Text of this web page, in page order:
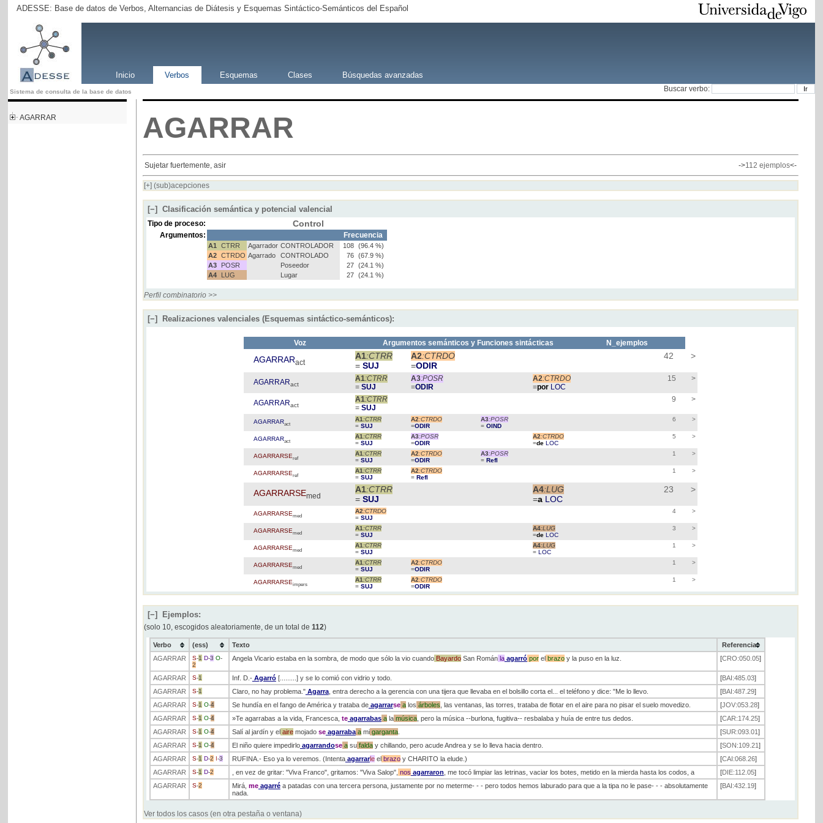
ADESSE: Base de datos de Verbos, Alternancias de Diátesis y Esquemas Sintáctico-Semánticos del Español
Inicio Verbos Esquemas Clases Búsquedas avanzadas
Sistema de consulta de la base de datos Buscar verbo:
AGARRAR AGARRAR
Sujetar fuertemente, asir ->112 ejemplos<-
[+](sub)acepciones
[−] Clasificación semántica y potencial valencial
Tipo de proceso: Control
Argumentos: Frecuencia
A1 CTRR Agarrador CONTROLADOR 108 (96.4 %)
A2 CTRDO Agarrado CONTROLADO 76 (67.9 %)
A3
POSR Poseedor 27 (24.1 %)
A4
LUG Lugar 27 (24.1 %)
Perfil combinatorio >>
[−] Realizaciones valenciales (Esquemas sintáctico-semánticos):
Voz Argumentos semánticos y Funciones sintácticas N_ejemplos
AGARRARact
A1:CTRR
= SUJ
A2:CTRDO
=ODIR
42 >
AGARRARact
A1:CTRR
= SUJ
A3:POSR
=ODIR
A2:CTRDO
=por LOC
15 >
AGARRARact
A1:CTRR
= SUJ
9 >
AGARRARact
A1 :CTRR
= SUJ
A2:CTRDO
=ODIR
A3:POSR
= OIND
6 >
AGARRARact
A1 :CTRR
= SUJ
A3:POSR
=ODIR
A2:CTRDO
=deLOC
5 >
AGARRARSEref
A1 :CTRR
= SUJ
A2:CTRDO
=ODIR
A3:POSR
= Refl
1 >
AGARRARSEref
A1 :CTRR
= SUJ
A2:CTRDO
= Refl
1 >
AGARRARSEmed
A1:CTRR
= SUJ
A4:LUG
=a LOC
23 >
AGARRARSEmed
A2:CTRDO
= SUJ
4 >
AGARRARSEmed
A1 :CTRR
= SUJ
A4:LUG
=deLOC
3 >
AGARRARSEmed
A1 :CTRR
= SUJ
A4:LUG
= LOC
1 >
AGARRARSEmed
A1 :CTRR
= SUJ
A2:CTRDO
=ODIR
1 >
AGARRARSEimpers
A1 :CTRR
= SUJ
A2:CTRDO
=ODIR
1 >
[−] Ejemplos:
(solo 10, escogidos aleatoriamente, de un total de 112)
Verbo (ess) Texto
Referencia
AGARRAR
S-1 D-3 O-
2
Angela Vicario estaba en la sombra, de modo que sólo la vio cuandoBayardoSan Románlaagarróporelbrazoy la puso en la luz. [CRO:050.05]
AGARRAR S-1 Inf. D.-Agarró[.........] y se lo comió con vidrio y todo. [BAI:485.03]
AGARRAR
S-1 Claro, no hay problema."Agarra, entra derecho a la gerencia con una tijera que llevaba en el bolsillo corta el... el teléfono y dice: "Me lo llevo. [BAI:487.29]
AGARRAR
S-1 O-4 Se hundía en el fango de América y trataba deagarrarsealos árboles , las ventanas, las torres, trataba de flotar en el aire para no pisar el suelo movedizo. [JOV:053.28]
AGARRAR
S-1 O-4 »Te agarrabas a la vida, Francesca, teagarrabasalamúsica, pero la música --burlona, fugitiva-- resbalaba y huía de entre tus dedos. [CAR:174.25]
AGARRAR
S-1 O-4 Salí al jardín y elairemojadoseagarrabaamigarganta. [SUR:093.01]
AGARRAR
S-1 O-4 El niño quiere impedirloagarrandoseasufalday chillando, pero acude Andrea y se lo lleva hacia dentro. [SON:109.21]
AGARRAR
S-1 D-2 I-3 RUFINA.- Eso ya lo veremos. (Intentaagarrarleelbrazoy CHARITO la elude.) [CAI:068.26]
AGARRAR
S-1 D-2 , en vez de gritar: "Viva Franco", gritamos: "Viva Salop", nos agarraron , me tocó limpiar las letrinas, vaciar los botes, metido en la mierda hasta los codos, a [DIE:112.05]
AGARRAR
S-2 Mirá, meagarréa patadas con una tercera persona, justamente por no meterme- - - pero todos hemos laburado para que a la tipa no le pase- - - absolutamente
nada.
[BAI:432.19]
Ver todos los casos (en otra pestaña o ventana)